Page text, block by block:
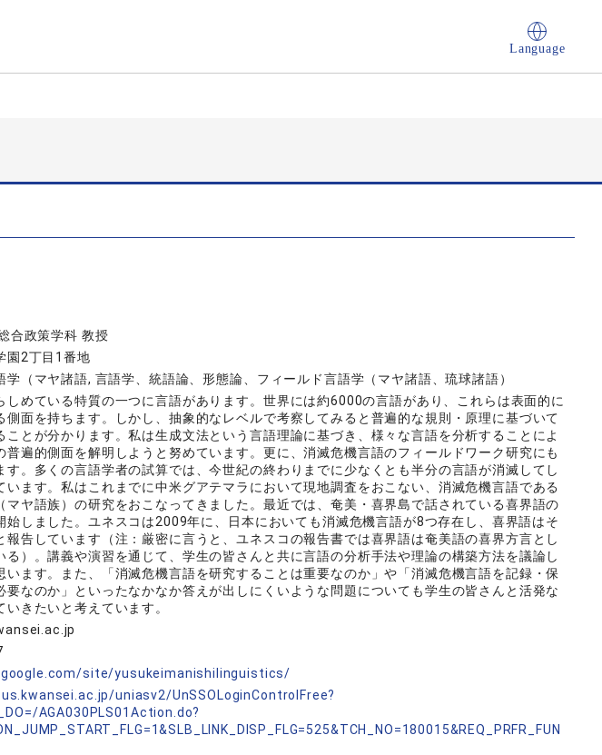
Language
合政策学科 教授
園2丁目1番地
学（マヤ諸語, 言語学、統語論、形態論、フィールド言語学（マヤ諸語、琉球諸語）
しめている特質の一つに言語があります。世界には約6000の言語があり、これらは表面的に
側面を持ちます。しかし、抽象的なレベルで考察してみると普遍的な規則・原理に基づいて
ことが分かります。私は生成文法という言語理論に基づき、様々な言語を分析することによ
普遍的側面を解明しようと努めています。更に、消滅危機言語のフィールドワーク研究にも
す。多くの言語学者の試算では、今世紀の終わりまでに少なくとも半分の言語が消滅してし
います。私はこれまでに中米グアテマラにおいて現地調査をおこない、消滅危機言語である
マヤ語族）の研究をおこなってきました。最近では、奄美・喜界島で話されている喜界語の
始しました。ユネスコは2009年に、日本においても消滅危機言語が8つ存在し、喜界語はそ
報告しています（注：厳密に言うと、ユネスコの報告書では喜界語は奄美語の喜界方言とし
る）。講義や演習を通じて、学生の皆さんと共に言語の分析手法や理論の構築方法を議論し
います。また、「消滅危機言語を研究することは重要なのか」や「消滅危機言語を記録・保
要なのか」といったなかなか答えが出しにくいような問題についても学生の皆さんと活発な
いきたいと考えています。
site/yusukeimanishilinguistics/
uniasv2/UnSSOLoginControlFree?
AGA030PLS01Action.do?